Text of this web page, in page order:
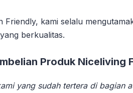
Friendly, kami selalu
berkualitas.
Produk Niceliving
yang sudah tertera di bagian